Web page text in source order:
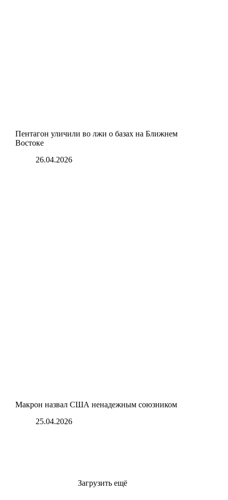
Пентагон уличили во лжи о базах на Ближнем
Востоке
26.04.2026
Макрон назвал США ненадежным союзником
25.04.2026
Загрузить ещё